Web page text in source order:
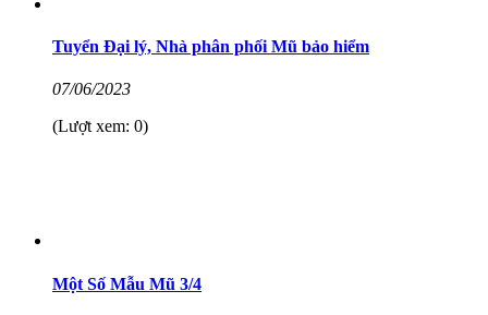
Tuyển Đại lý, Nhà phân phối Mũ bảo hiểm
07/06/2023
(Lượt xem: 0)
Một Số Mẫu Mũ 3/4